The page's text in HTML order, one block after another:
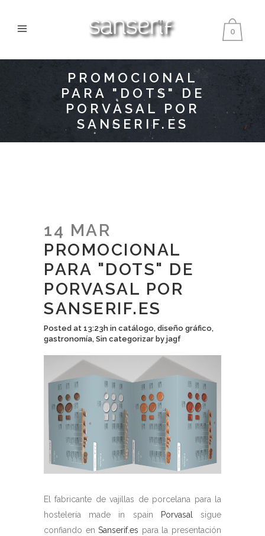
0
PROMOCIONAL
PARA "DOTS" DE
PORVASAL POR
SANSERIF.ES
14 MAR
PROMOCIONAL
PARA "DOTS" DE
PORVASAL POR
SANSERIF.ES
Posted at 13:23h in catálogo, diseño gráfico,
gastronomía, Sin categorizar by jagf
El fabricante de vajillas de porcelana para la
hostelería made in spain
Porvasal
sigue
confiando enSanserif.es para la presentación